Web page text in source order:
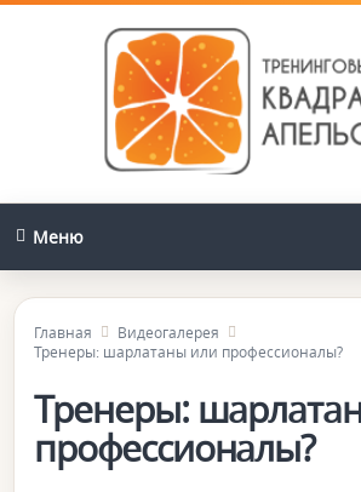
Меню
Главная
Видеогалерея
Тренеры: шарлатаны или профессионалы?
Тренеры:
профессионалы?